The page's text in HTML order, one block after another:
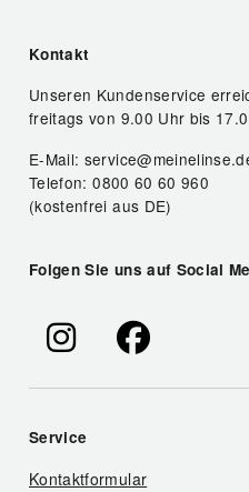
Kontakt
Unseren Kundenservice
freitags von 9.00 Uhr bis
E-Mail:
Telefon: 0800 60 60 960
(kostenfrei aus DE)
Folgen Sie uns auf Social
Service
Kontaktformular